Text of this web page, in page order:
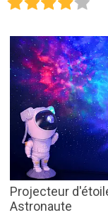
Projecteur
Astronaute